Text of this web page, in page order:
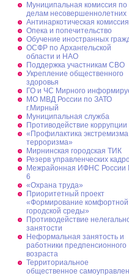
Муниципальная комиссия по
делам несовершеннолетних
Антинаркотическая комиссия
Опека и попечительство
Обучение иностранных
ОСФР по Архангельской
области и НАО
Поддержка участникам СВО
Укрепление общественного
здоровья
ГО и ЧС Мирного
МО МВД России по ЗАТО
г.Мирный
Муниципальная cлужба
Противодействие коррупции
«Профилактика экстремизма
терроризма»
Мирнинская городская ТИК
Резерв управленческих
Межрайонная ИФНС
6
«Охрана труда»
Приоритетный проект
«Формирование комфортной
городской среды»
Противодействие
занятости
Неформальная занятость и
работники предпенсионного
возраста
Территориальное
общественное